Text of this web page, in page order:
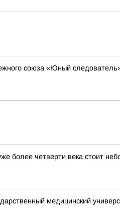
союза «Юный
более четверти века стоит
медицинский